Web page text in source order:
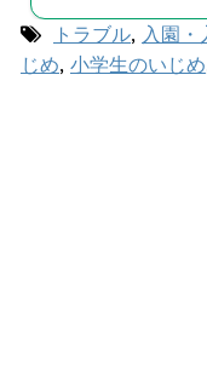
トラブル, 入園・
じめ, 小学生のいじめ